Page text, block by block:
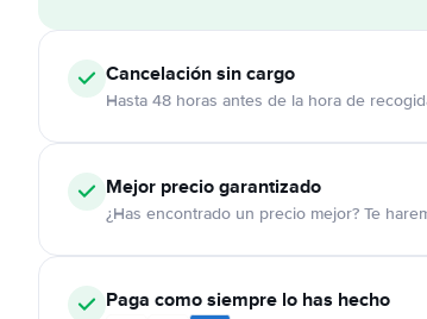
Cancelaciónsin cargo
Hasta 48 horas antes de la hora de
Mejor precio garantizado
¿Has encontrado un precio mejor? Te
Paga como siempre lo has hecho